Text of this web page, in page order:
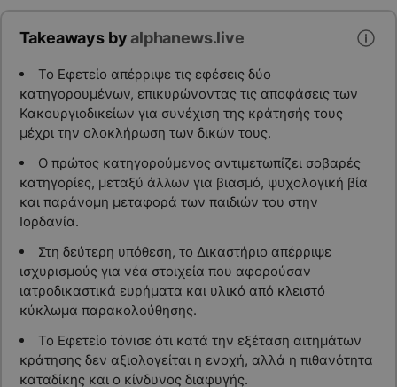
Takeaways byalphanews.live
Το Εφετείο απέρριψε τις εφέσεις δύο
κατηγορουμένων, επικυρώνοντας τις αποφάσεις των
Κακουργιοδικείων για συνέχιση της κράτησής τους
μέχρι την ολοκλήρωση των δικών τους.
Ο πρώτος κατηγορούμενος αντιμετωπίζει σοβαρές
κατηγορίες, μεταξύ άλλων για βιασμό, ψυχολογική βία
και παράνομη μεταφορά των παιδιών του στην
Ιορδανία.
Στη δεύτερη υπόθεση, το Δικαστήριο απέρριψε
ισχυρισμούς για νέα στοιχεία που αφορούσαν
ιατροδικαστικά ευρήματα και υλικό από κλειστό
κύκλωμα παρακολούθησης.
Το Εφετείο τόνισε ότι κατά την εξέταση αιτημάτων
κράτησης δεν αξιολογείται η ενοχή, αλλά η πιθανότητα
καταδίκης και ο κίνδυνος διαφυγής.